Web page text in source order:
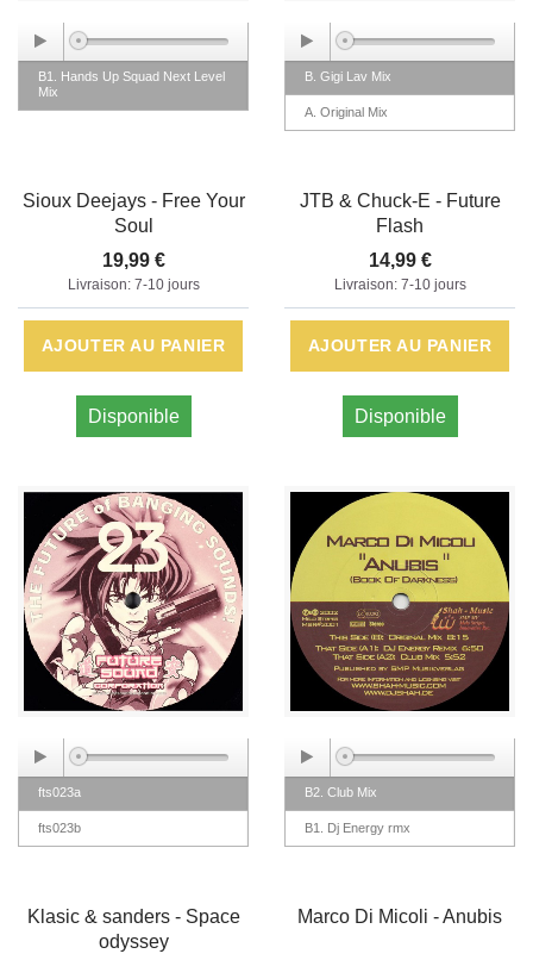
B1. Hands Up Squad Next Level
Mix
Sioux Deejays - Free Your
Soul
19,99 €
Livraison: 7-10 jours
AJOUTER AU PANIER
Disponible
B. Gigi Lav Mix
A. Original Mix
JTB & Chuck-E - Future
Flash
14,99 €
Livraison: 7-10 jours
AJOUTER AU PANIER
Disponible
fts023a
fts023b
Klasic & sanders - Space
odyssey
B2. Club Mix
B1. Dj Energy rmx
Marco Di Micoli - Anubis